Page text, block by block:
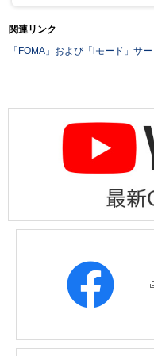
関連リンク
「FOMA」および「iモード」サ